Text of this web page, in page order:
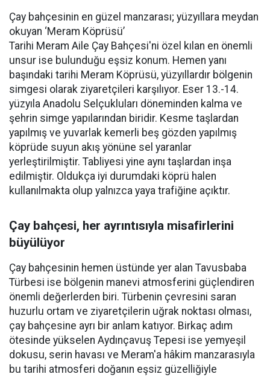
Çay bahçesinin en güzel manzarası; yüzyıllara meydan
okuyan ‘Meram Köprüsü’
Tarihi Meram Aile Çay Bahçesi'ni özel kılan en önemli
unsur ise bulunduğu eşsiz konum. Hemen yanı
başındaki tarihi Meram Köprüsü, yüzyıllardır bölgenin
simgesi olarak ziyaretçileri karşılıyor. Eser 13.-14.
yüzyıla Anadolu Selçukluları döneminden kalma ve
şehrin simge yapılarından biridir. Kesme taşlardan
yapılmış ve yuvarlak kemerli beş gözden yapılmış
köprüde suyun akış yönüne sel yaranlar
yerleştirilmiştir. Tabliyesi yine aynı taşlardan inşa
edilmiştir. Oldukça iyi durumdaki köprü halen
kullanılmakta olup yalnızca yaya trafiğine açıktır.
Çay bahçesi, her ayrıntısıyla misafirlerini
büyülüyor
Çay bahçesinin hemen üstünde yer alan Tavusbaba
Türbesi ise bölgenin manevi atmosferini güçlendiren
önemli değerlerden biri. Türbenin çevresini saran
huzurlu ortam ve ziyaretçilerin uğrak noktası olması,
çay bahçesine ayrı bir anlam katıyor. Birkaç adım
ötesinde yükselen Aydınçavuş Tepesi ise yemyeşil
dokusu, serin havası ve Meram'a hâkim manzarasıyla
bu tarihi atmosferi doğanın eşsiz güzelliğiyle